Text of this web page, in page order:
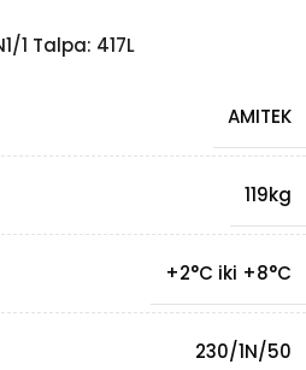
1 Talpa: 417L
AMITEK
119kg
+2°C iki +8°C
230/1N/50